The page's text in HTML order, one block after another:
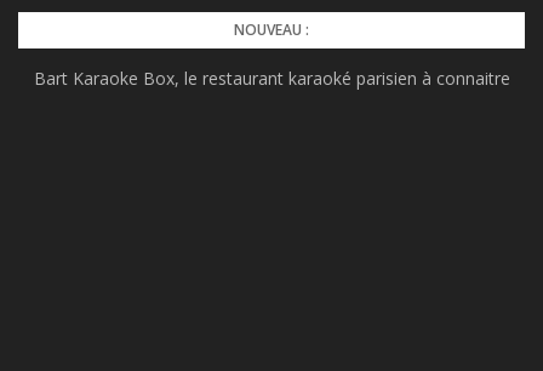
Skip
content
NOUVEAU :
Bart Karaoke Box, le restaurant karaoké parisien à connaitre